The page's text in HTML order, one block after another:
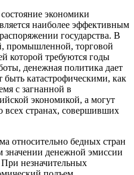
экономики
наиболее эффективным
государства. В
промышленной, торговой
которой требуются годы
денежная политика дает
катастрофическими, как
с загнанной в
экономикой, а могут
всех странах, совершивших
относительно бедных стран
значении денежной эмиссии
незначительных